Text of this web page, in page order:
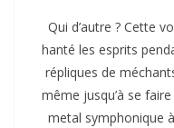
Qui d’autre ? Cette
hanté les esprits
répliques de
même jusqu’à se
metal symphonique